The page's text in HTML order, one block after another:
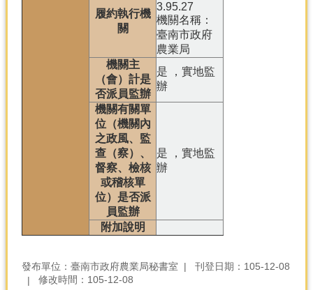
履約執行機
關
3.95.27
機關名稱：
臺南市政府
農業局
機關主
（會）計是
否派員監辦
是 ，實地監
辦
機關有關單
位（機關內
之政風、監
查（察）、
督察、檢核
或稽核單
位）是否派
員監辦
是 ，實地監
辦
附加說明
發布單位：臺南市政府農業局秘書室
刊登日期：105-12-08
修改時間：105-12-08